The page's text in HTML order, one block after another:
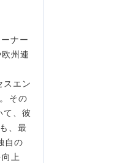
ナー
州連
スエン
その
て、彼
、最
自の
上